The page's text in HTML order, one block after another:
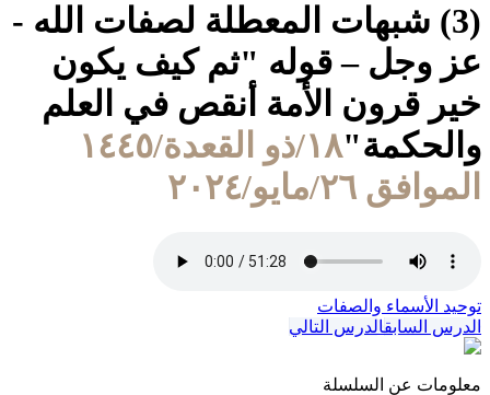
(3) شبهات المعطلة لصفات الله -
عز وجل – قوله "ثم كيف يكون
خير قرون الأمة أنقص في العلم
والحكمة"
١٨/ذو القعدة/١٤٤٥
الموافق ٢٦/مايو/٢٠٢٤
توحيد الأسماء والصفات
الدرس السابقالدرس التالي
معلومات عن السلسلة